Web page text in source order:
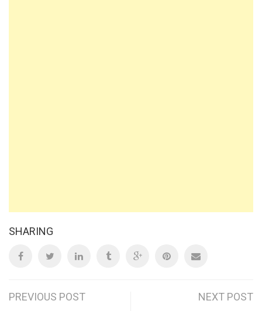
SHARING
Post
PREVIOUS POST
NEXT POST